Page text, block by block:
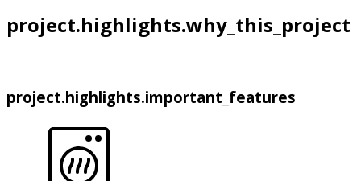
project.highlights.why_this_project
project.highlights.important_features